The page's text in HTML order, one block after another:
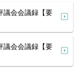
議会会議録【要
議会会議録【要